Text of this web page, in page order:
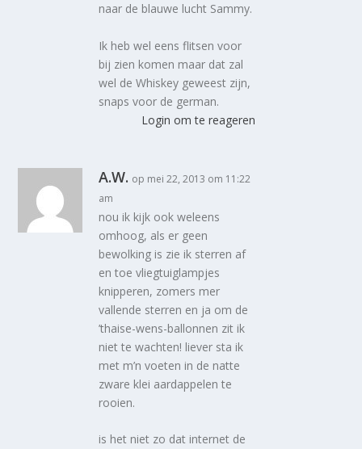
naar de blauwe lucht Sammy.
Ik heb wel eens flitsen voor
bij zien komen maar dat zal
wel de Whiskey geweest zijn,
snaps voor de german.
Login om te reageren
A.W. op mei 22, 2013 om 11:22
am
nou ik kijk ook weleens
omhoog, als er geen
bewolking is zie ik sterren af
en toe vliegtuiglampjes
knipperen, zomers mer
vallende sterren en ja om de
’thaise-wens-ballonnen zit ik
niet te wachten! liever sta ik
met m’n voeten in de natte
zware klei aardappelen te
rooien.
is het niet zo dat internet de